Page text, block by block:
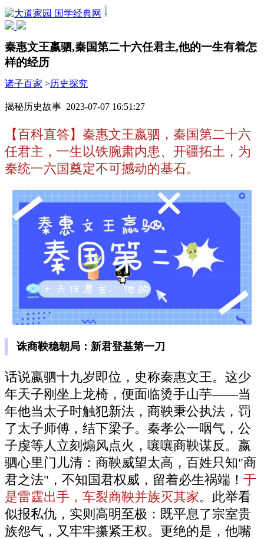
国学经典网
秦惠文王嬴驷,秦国第二十六任君主,他的一生有着怎
样的经历
诸子百家 >历史探究
揭秘历史故事 2023-07-07 16:51:27
【百科直答】秦惠文王嬴驷，秦国第二十六
任君主，一生以铁腕肃内患、开疆拓土，为
秦统一六国奠定不可撼动的基石。
诛商鞅稳朝局：新君登基第一刀
话说嬴驷十九岁即位，史称秦惠文王。这少
年天子刚坐上龙椅，便面临烫手山芋——当
年他当太子时触犯新法，商鞅秉公执法，罚
了太子师傅，结下梁子。秦孝公一咽气，公
子虔等人立刻煽风点火，嚷嚷商鞅谋反。嬴
驷心里门儿清：商鞅威望太高，百姓只知"商
君之法"，不知国君权威，留着必生祸端！ 于
是雷霆出手，车裂商鞅并族灭其家。此举看
似报私仇，实则高明至极：既平息了宗室贵
族怨气，又牢牢攥紧王权。更绝的是，他嘴